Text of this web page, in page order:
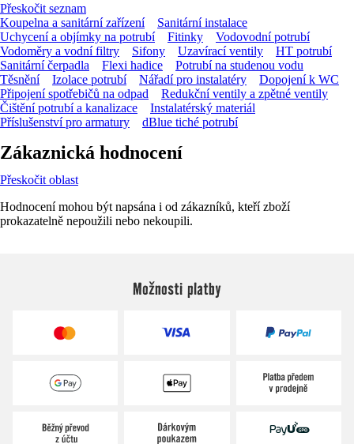
Přeskočit seznam
Koupelna a sanitární zařízení
Sanitární instalace
Uchycení a objímky na potrubí
Fitinky
Vodovodní potrubí
Vodoměry a vodní filtry
Sifony Uzavírací ventily
HT potrubí
Sanitární čerpadla
Flexi hadice
Potrubí na studenou vodu
Těsnění
Izolace potrubí Nářadí pro instalatéry
Dopojení k WC
Připojení spotřebičů na odpad
Redukční ventily a zpětné ventily
Čištění potrubí a kanalizace
Instalatérský materiál
Příslušenství pro armatury
dBlue tiché potrubí
Zákaznická hodnocení
Přeskočit oblast
Hodnocení mohou být napsána i od zákazníků, kteří zboží
prokazatelně nepoužili nebo nekoupili.
Možnosti platby